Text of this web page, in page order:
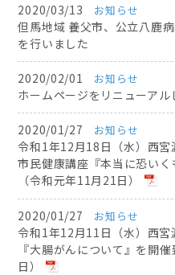
2020/03/13 お知らせ
但馬地域 養父市、公立八鹿
を行いました
2020/02/01 お知らせ
ホームページをリニューアル
2020/01/27 お知らせ
令和1年12月18日（水）西宮
市民健康講座『本当に恐いく
（令和元年11月21日）
2020/01/27 お知らせ
令和1年12月11日（水）西
『大腸がんについて』を開
日）